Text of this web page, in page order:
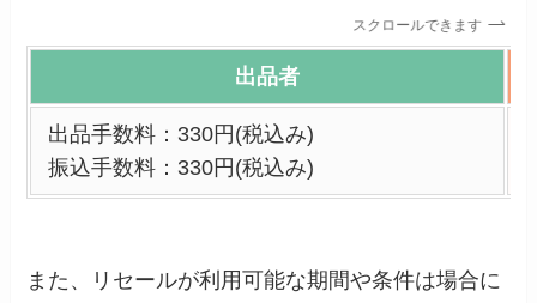
スクロールできます
出品者
出品手数料：330円(税込み)
振込手数料：330円(税込み)
また、リセールが利用可能な期間や条件は場合に